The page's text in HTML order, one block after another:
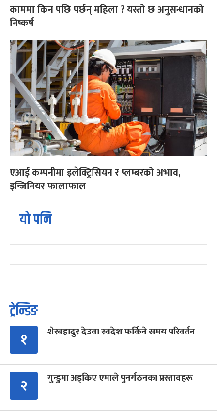
काममा किन पछि पर्छन् महिला ? यस्तो छ अनुसन्धानको
निष्कर्ष
एआई कम्पनीमा इलेक्ट्रिसियन र प्लम्बरको अभाव,
इन्जिनियर फालाफाल
यो पनि
ट्रेन्डिङ
१ शेरबहादुर देउवा स्वदेश फर्किने समय परिवर्तन
२ गुन्डुमा अड्किए एमाले पुनर्गठनका प्रस्तावहरू